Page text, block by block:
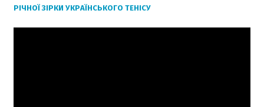
РІЧНОЇ ЗІРКИ УКРАЇНСЬКОГО ТЕНІСУ